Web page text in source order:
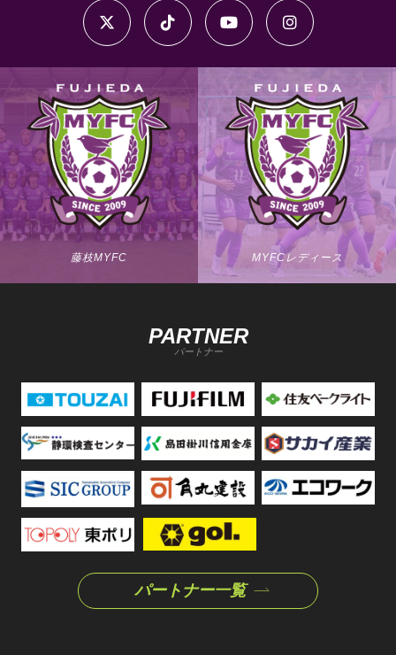
藤枝MYFC MYFCレディース
PARTNER
パートナー
パートナー一覧